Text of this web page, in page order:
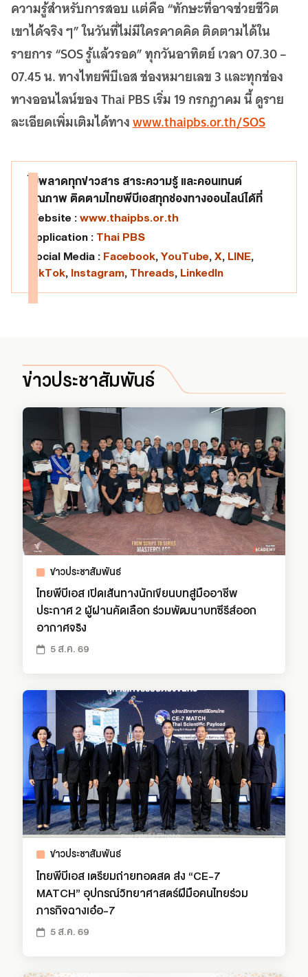
ความรู้สำหรับการสอบ แต่คือ “ทักษะที่อาจช่วยชีวิต
เขาได้จริง ๆ” ในวันที่ไม่มีใครคาดคิด ติดตามได้ใน
รายการ “SOS รู้แล้วรอด” ทุกวันอาทิตย์ เวลา 07.30 –
07.45 น. ทางไทยพีบีเอส ช่องหมายเลข 3 และทุกช่อง
ทางออนไลน์ของ Thai PBS เริ่ม 19 กรกฎาคม นี้ ดูราย
ละเอียดเพิ่มเติมได้ทางwww.thaipbs.or.th/SOS
ไม่พลาดทุกข่าวสาร สาระความรู้ และคอนเทนต์
คุณภาพ ติดตามไทยพีบีเอสทุกช่องทางออนไลน์ได้ที่
Website : www.thaipbs.or.th
Application : Thai PBS
Social Media : Facebook, YouTube, X, LINE,
TikTok, Instagram, Threads, LinkedIn
ข่าวประชาสัมพันธ์
ข่าวประชาสัมพันธ์
ไทยพีบีเอส เปิดเส้นทางนักเขียนบทสู่มืออาชีพ
ประกาศ 2 ผู้ผ่านคัดเลือก ร่วมพัฒนาบทซีรีส์ออก
อากาศจริง
5 ส.ค. 69
ข่าวประชาสัมพันธ์
ไทยพีบีเอส เตรียมถ่ายทอดสด ส่ง “CE-7
MATCH” อุปกรณ์วิทยาศาสตร์ฝีมือคนไทยร่วม
ภารกิจฉางเอ๋อ-7
5 ส.ค. 69